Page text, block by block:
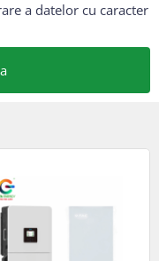
a datelor cu caracter